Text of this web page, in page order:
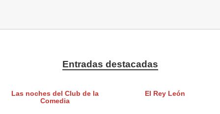
Entradas destacadas
Las noches del Club de la
Comedia
El Rey León